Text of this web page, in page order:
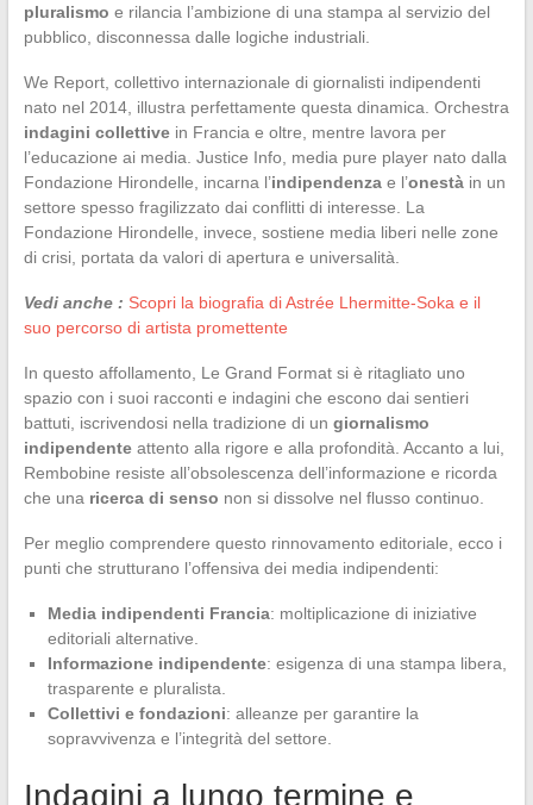
pluralismo e rilancia l’ambizione di una stampa al servizio del
pubblico, disconnessa dalle logiche industriali.
We Report, collettivo internazionale di giornalisti indipendenti
nato nel 2014, illustra perfettamente questa dinamica. Orchestra
indagini collettivein Francia e oltre, mentre lavora per
l’educazione ai media. Justice Info, media pure player nato dalla
Fondazione Hirondelle, incarna l’indipendenzae l’onestàin un
settore spesso fragilizzato dai conflitti di interesse. La
Fondazione Hirondelle, invece, sostiene media liberi nelle zone
di crisi, portata da valori di apertura e universalità.
Vedi anche : Scopri la biografia di Astrée Lhermitte-Soka e il
suo percorso di artista promettente
In questo affollamento, Le Grand Format si è ritagliato uno
spazio con i suoi racconti e indagini che escono dai sentieri
battuti, iscrivendosi nella tradizione di un giornalismo
indipendenteattento alla rigore e alla profondità. Accanto a lui,
Rembobine resiste all’obsolescenza dell’informazione e ricorda
che una ricerca di senso non si dissolve nel flusso continuo.
Per meglio comprendere questo rinnovamento editoriale, ecco i
punti che strutturano l’offensiva dei media indipendenti:
Media indipendenti Francia: moltiplicazione di iniziative
editoriali alternative.
Informazione indipendente: esigenza di una stampa libera,
trasparente e pluralista.
Collettivi e fondazioni: alleanze per garantire la
sopravvivenza e l’integrità del settore.
Indagini a lungo termine e